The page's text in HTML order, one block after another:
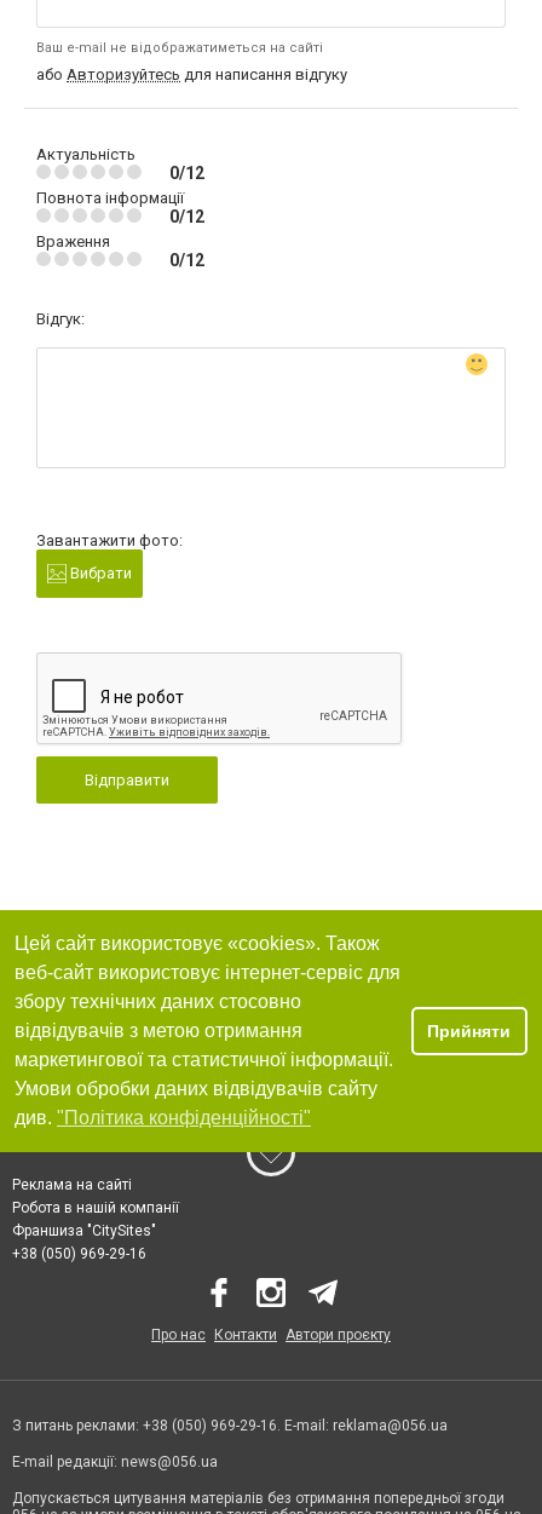
Ваш e-mail не відображатиметься на сайті
або Авторизуйтесь для написання відгуку
Актуальність
0/12
Повнота інформації
0/12
Враження
0/12
Відгук:
Завантажити фото:
Вибрати
Відправити
Цей сайт використовує «cookies». Також
веб-сайт використовує інтернет-сервіс для
збору технічних даних стосовно
відвідувачів з метою отримання
маркетингової та статистичної інформації.
Умови обробки даних відвідувачів сайту
див. "Політика конфіденційності"
Прийняти
Реклама на сайті
Робота в нашій компанії
Франшиза "CitySites"
+38 (050) 969-29-16
Про нас Контакти Автори проєкту
З питань реклами: +38 (050) 969-29-16. E-mail: reklama@056.ua
E-mail редакції: news@056.ua
Допускається цитування матеріалів без отримання попередньої згоди